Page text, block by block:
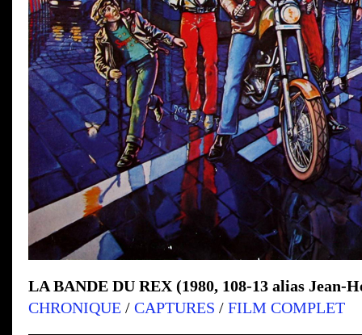
LA BANDE DU REX (1980, 108-13 alias Jean-
CHRONIQUE / CAPTURES / FILM COMPLET